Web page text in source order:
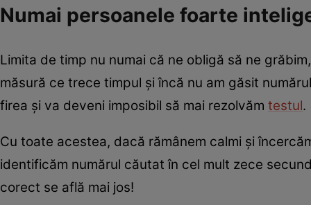
Numai persoanele foarte
Limita de timp nu numai că ne obligă să ne
măsură ce trece timpul și încă nu am găsit
firea și va deveni imposibil să mai rezolvăm testul.
Cu toate acestea, dacă rămânem calmi și
identificăm numărul căutat în cel mult zece
corect se află mai jos!